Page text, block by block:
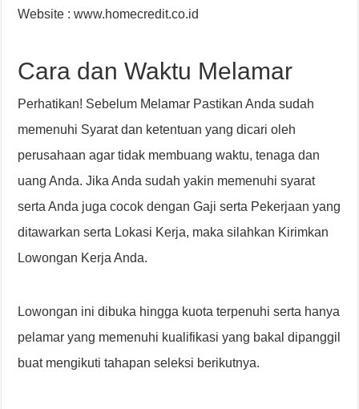
Website : www.homecredit.co.id
Cara dan Waktu Melamar
Perhatikan! Sebelum Melamar Pastikan Anda sudah
memenuhi Syarat dan ketentuan yang dicari oleh
perusahaan agar tidak membuang waktu, tenaga dan
uang Anda. Jika Anda sudah yakin memenuhi syarat
serta Anda juga cocok dengan Gaji serta Pekerjaan yang
ditawarkan serta Lokasi Kerja, maka silahkan Kirimkan
Lowongan Kerja Anda.
Lowongan ini dibuka hingga kuota terpenuhi serta hanya
pelamar yang memenuhi kualifikasi yang bakal dipanggil
buat mengikuti tahapan seleksi berikutnya.